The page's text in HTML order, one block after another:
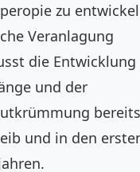
zu
Veranlagung
die Entwicklung
und der
und in den